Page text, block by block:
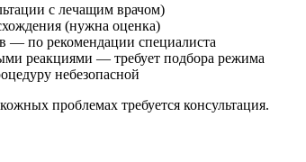
с лечащим врачом)
(нужна оценка)
— по рекомендации специалиста
реакциями — требует подбора режима
небезопасной
проблемах требуется консультация.